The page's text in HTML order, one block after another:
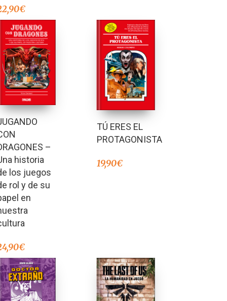
€
–
historia
los juegos
rol y de su
en
€
TÚ ERES EL
PROTAGONISTA
19,90€